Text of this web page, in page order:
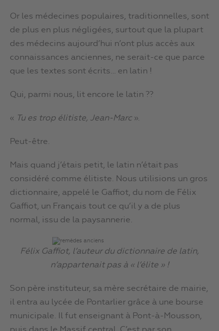
Or les médecines populaires, traditionnelles, sont
de plus en plus négligées, surtout que la plupart
des médecins aujourd’hui n’ont plus accès aux
connaissances anciennes, ne serait-ce que parce
que les textes sont écrits… en latin !
Qui, parmi nous, lit encore le latin ??
« Tu es trop élitiste, Jean-Marc».
Peut-être.
Mais quand j’étais petit, le latin n’était pas
considéré comme élitiste. Nous utilisions un gros
dictionnaire, appelé le Gaffiot, du nom de Félix
Gaffiot, un Français tout ce qu’il y a de plus
normal, issu de la paysannerie.
Félix Gaffiot, l’auteur du dictionnaire de latin,
n’appartenait pas à « l’élite » !
Son père instituteur, sa mère secrétaire de mairie,
il entra au lycée de Pontarlier grâce à une bourse
municipale. Il fut enseignant à Pont-à-Mousson,